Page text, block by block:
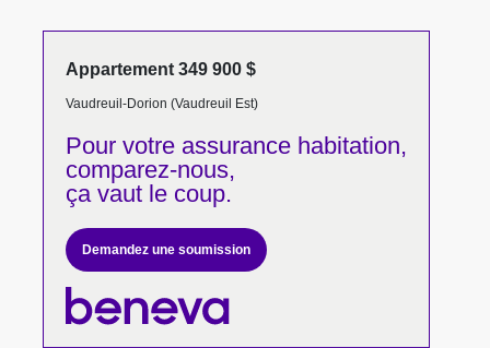
Appartement 349 900 $
Vaudreuil-Dorion (Vaudreuil Est)
Pour votreassurance habitation,
comparez-nous,
ça vaut le coup.
Demandez une soumission